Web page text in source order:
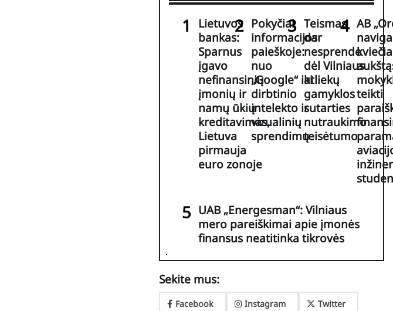
Lietuvos
bankas:
Sparnus
įgavo
nefinansinių
įmonių ir
namų ūkių
kreditavimas,
Lietuva
pirmauja
euro zonoje
Pokyčiai
informacijos
paieškoje:
nuo
„Google“ iki
dirbtinio
intelekto ir
vizualinių
sprendimų
Teismas
dar
nesprendė
dėl Vilniaus
atliekų
gamyklos
sutarties
nutraukimo
teisėtumo
AB
kviečia
teikti
UAB „Energesman“: Vilniaus
mero pareiškimai apie įmonės
finansus neatitinka tikrovės
Sekite mus:
Facebook Instagram Twitter